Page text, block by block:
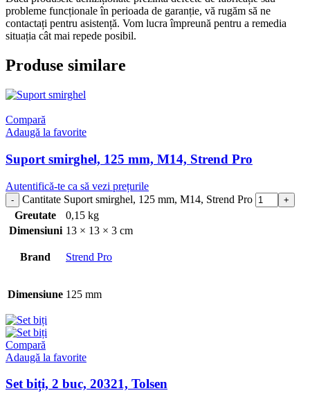
probleme funcționale în perioada de garanție, vă rugăm să ne
contactați pentru asistență. Vom lucra împreună pentru a remedia
situația cât mai repede posibil.
Produse similare
Compară
Adaugă la favorite
Suport smirghel, 125 mm, M14, Strend Pro
Autentifică-te ca să vezi prețurile
Cantitate Suport smirghel, 125 mm, M14, Strend Pro
Greutate
0,15 kg
Dimensiuni 13 × 13 × 3 cm
Brand Strend Pro
Dimensiune 125 mm
Compară
Adaugă la favorite
Set biți, 2 buc, 20321, Tolsen